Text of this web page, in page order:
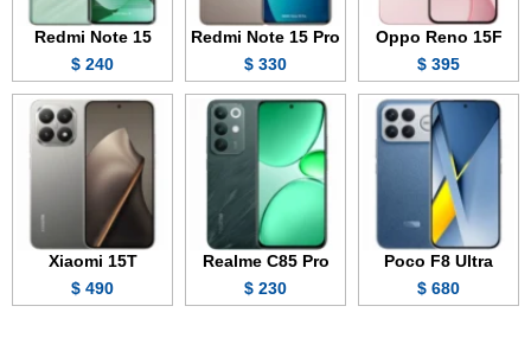
Oppo Reno 15F
395 $
Redmi Note 15 Pro
330 $
Redmi Note 15
240 $
Poco F8 Ultra
680 $
Realme C85 Pro
230 $
Xiaomi 15T
490 $